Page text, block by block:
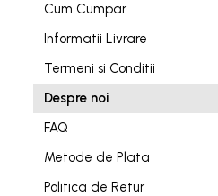
Canoe
Bărci gonflabile
Bărci pentru pescuit
Packraft
Bărci de rafting
Canoe
Caiace
Cum Cumpar
Informatii Livrare
Termeni si Conditii
Despre noi
FAQ
Metode de Plata
Politica de Retur